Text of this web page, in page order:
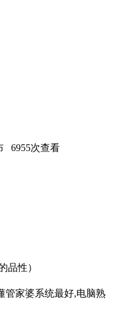
6955次查看
品性）
管家婆系统最好,电脑熟